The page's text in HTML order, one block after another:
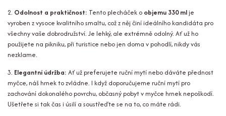
2. Odolnost a praktičnost: Tento plecháček o objemu 330 mlje
vyroben z vysoce kvalitního smaltu, což z něj činí ideálního kandidáta pro
všechny vaše dobrodružství. Je lehký, ale extrémně odolný. Ať už ho
použijete na pikniku, při turistice nebo jen doma v pohodlí, nikdy vás
nezklame.
3. Elegantní údržba: Ať už preferujete ruční mytí nebo dáváte přednost
myčce, náš hrnek to zvládne. I když doporučujeme ruční mytí pro
zachování dokonalého povrchu, občasný pobyt v myčce hrnek nepoškodí.
Ušetřete si tak čas i úsilí a soustřeďte se na to, co máte rádi.